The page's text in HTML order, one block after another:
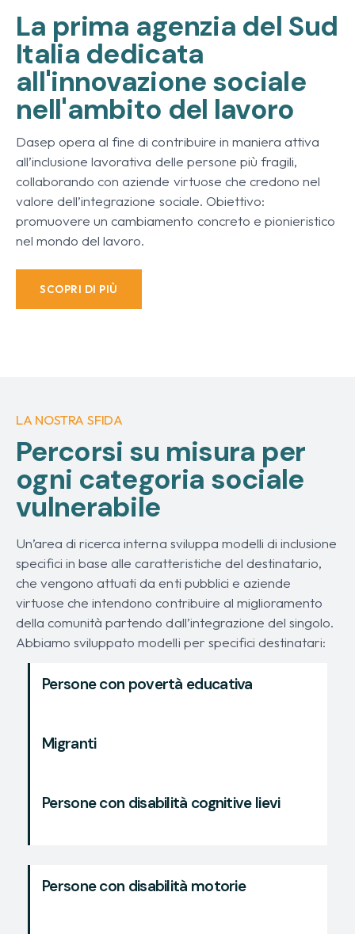
La prima agenzia del Sud
Italia dedicata
all'innovazione sociale
nell'ambito del lavoro
Dasep opera al fine di contribuire in maniera attiva
all’inclusione lavorativa delle persone più fragili,
collaborando con aziende virtuose che credono nel
valore dell’integrazione sociale. Obiettivo:
promuovere un cambiamento concreto e pionieristico
nel mondo del lavoro.
SCOPRI DI PIÙ
LA NOSTRA SFIDA
Percorsi su misura per
ogni categoria sociale
vulnerabile
Un’area di ricerca interna sviluppa modelli di inclusione
specifici in base alle caratteristiche del destinatario,
che vengono attuati da enti pubblici e aziende
virtuose che intendono contribuire al miglioramento
della comunità partendo dall’integrazione del singolo.
Abbiamo sviluppato modelli per specifici destinatari:
Persone con povertà educativa
Migranti
Persone con disabilità cognitive lievi
Persone con disabilità motorie